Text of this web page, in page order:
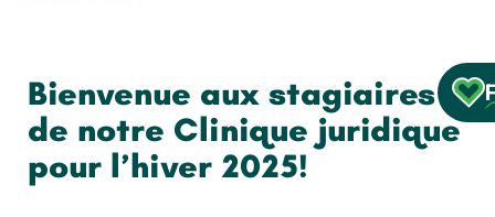
Bienvenue aux stagiaires
de notre Clinique juridique
pour l’hiver 2025!